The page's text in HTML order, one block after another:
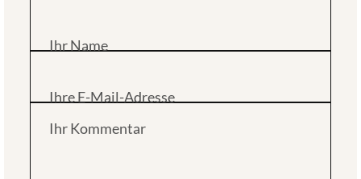
Ihr Kommentar
Ihr Name
Ihre E-Mail-Adresse